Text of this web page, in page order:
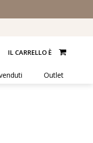
IL CARRELLO È
Outlet